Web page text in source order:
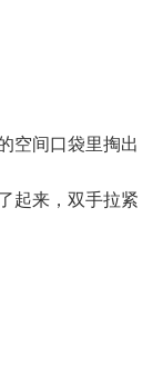
间口袋里掏出
起来，双手拉紧